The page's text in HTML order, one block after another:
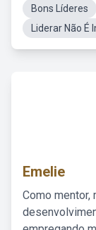
Bons Líderes
Liderar Não É
Emelie
Como mentor,